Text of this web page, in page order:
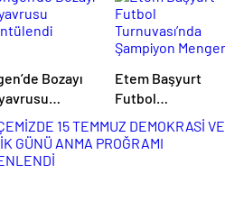
Bozayı
Etem Başyurt
Futbol
Turnuvası’nda
Şampiyon Mengen